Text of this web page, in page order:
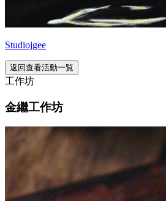
Studiojgee
返回查看活動一覧
工作坊
金繼工作坊